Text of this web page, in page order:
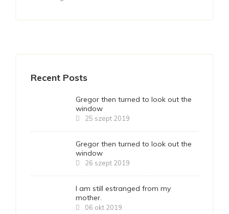
Recent Posts
Gregor then turned to look out the
window
25 szept 2019
Gregor then turned to look out the
window
26 szept 2019
I am still estranged from my
mother.
06 okt 2019